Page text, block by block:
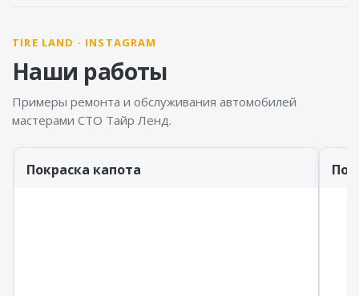
TIRE LAND · INSTAGRAM
Наши работы
Примеры ремонта и обслуживания автомобилей
мастерами СТО Тайр Ленд.
Покраска капота